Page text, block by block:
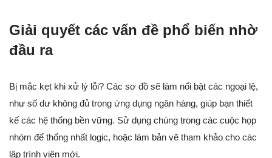
Giải quyết các vấn đề phổ biến nhờ
đầu ra
Bị mắc kẹt khi xử lý lỗi? Các sơ đồ sẽ làm nổi bật các ngoại lệ,
như số dư không đủ trong ứng dụng ngân hàng, giúp bạn thiết
kế các hệ thống bền vững. Sử dụng chúng trong các cuộc họp
nhóm để thống nhất logic, hoặc làm bản vẽ tham khảo cho các
lập trình viên mới.